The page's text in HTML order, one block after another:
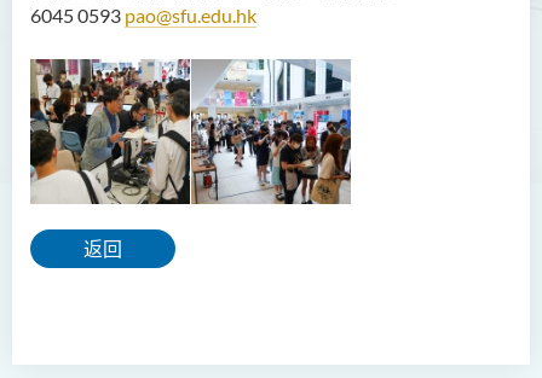
6045 0593 pao@sfu.edu.hk
返回